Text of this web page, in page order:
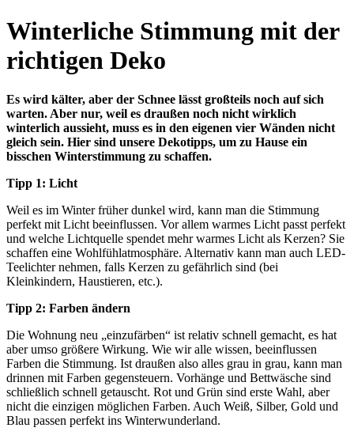
Winterliche Stimmung mit der
richtigen Deko
Es wird kälter, aber der Schnee lässt großteils noch auf sich
warten. Aber nur, weil es draußen noch nicht wirklich
winterlich aussieht, muss es in den eigenen vier Wänden nicht
gleich sein. Hier sind unsere Dekotipps, um zu Hause ein
bisschen Winterstimmung zu schaffen.
Tipp 1: Licht
Weil es im Winter früher dunkel wird, kann man die Stimmung
perfekt mit Licht beeinflussen. Vor allem warmes Licht passt perfekt
und welche Lichtquelle spendet mehr warmes Licht als Kerzen? Sie
schaffen eine Wohlfühlatmosphäre. Alternativ kann man auch LED-
Teelichter nehmen, falls Kerzen zu gefährlich sind (bei
Kleinkindern, Haustieren, etc.).
Tipp 2: Farben ändern
Die Wohnung neu „einzufärben“ ist relativ schnell gemacht, es hat
aber umso größere Wirkung. Wie wir alle wissen, beeinflussen
Farben die Stimmung. Ist draußen also alles grau in grau, kann man
drinnen mit Farben gegensteuern. Vorhänge und Bettwäsche sind
schließlich schnell getauscht. Rot und Grün sind erste Wahl, aber
nicht die einzigen möglichen Farben. Auch Weiß, Silber, Gold und
Blau passen perfekt ins Winterwunderland.